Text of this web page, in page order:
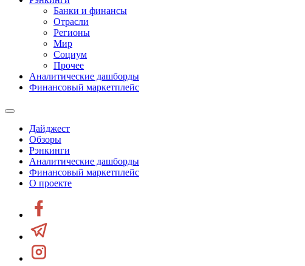
Банки и финансы
Отрасли
Регионы
Мир
Социум
Прочее
Аналитические дашборды
Финансовый маркетплейс
Дайджест
Обзоры
Рэнкинги
Аналитические дашборды
Финансовый маркетплейс
О проекте